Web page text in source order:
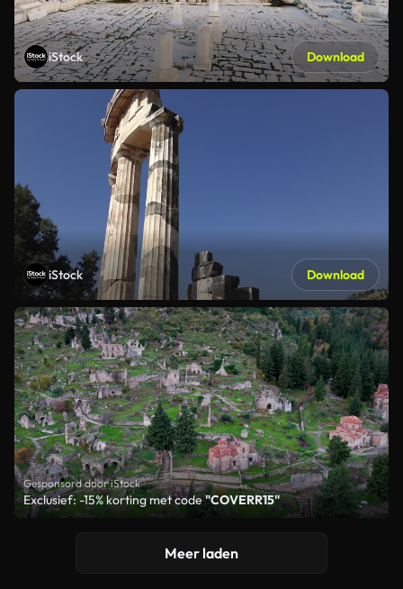
iStock Download
iStock Download
Gesponsord door iStock
Exclusief: -15% korting met code"COVERR15"
Meer laden